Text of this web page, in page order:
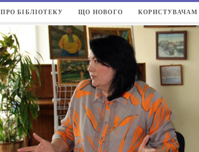
ПРО БІБЛІОТЕКУ ЩО НОВОГО КОРИСТУВАЧАМ